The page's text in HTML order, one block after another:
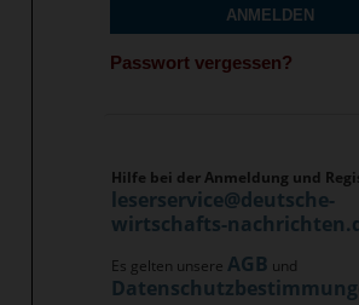
ANMELDEN
Passwort vergessen?
Hilfe bei der Anmeldung und
leserservice@deutsche-
wirtschafts-
Es gelten unsere AGB und